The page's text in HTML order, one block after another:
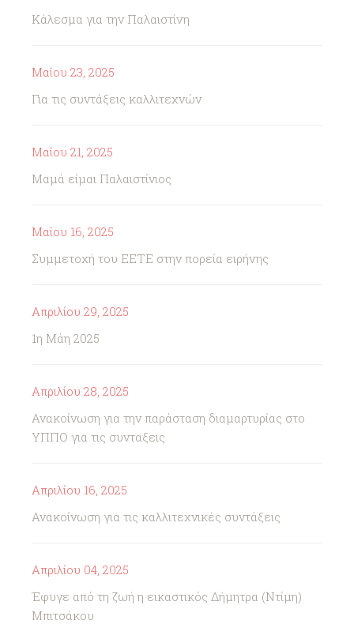
Κάλεσμα για την Παλαιστίνη
Μαΐου 23, 2025
Για τις συντάξεις καλλιτεχνών
Μαΐου 21, 2025
Μαμά είμαι Παλαιστίνιος
Μαΐου 16, 2025
Συμμετοχή του ΕΕΤΕ στην πορεία ειρήνης
Απριλίου 29, 2025
1η Μάη 2025
Απριλίου 28, 2025
Ανακοίνωση για την παράσταση διαμαρτυρίας στο
ΥΠΠΟ για τις συνταξεις
Απριλίου 16, 2025
Ανακοίνωση για τις καλλιτεχνικές συντάξεις
Απριλίου 04, 2025
Έφυγε από τη ζωή η εικαστικός Δήμητρα (Ντίμη)
Μπιτσάκου